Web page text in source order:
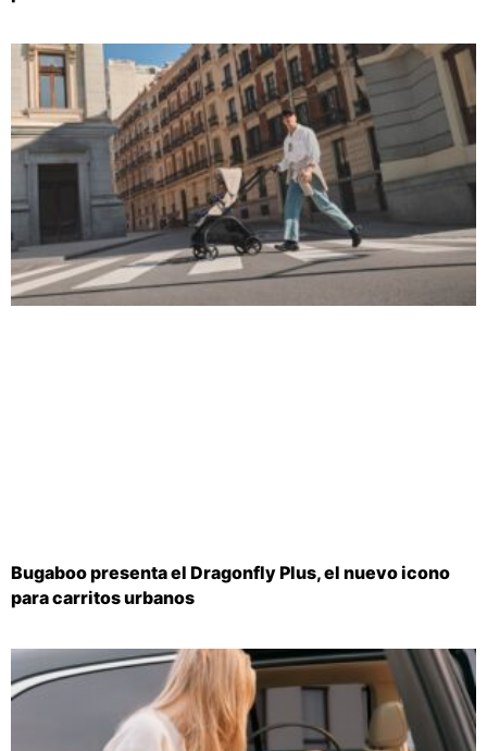
Bugaboo presenta el Dragonfly Plus, el nuevo icono
para carritos urbanos